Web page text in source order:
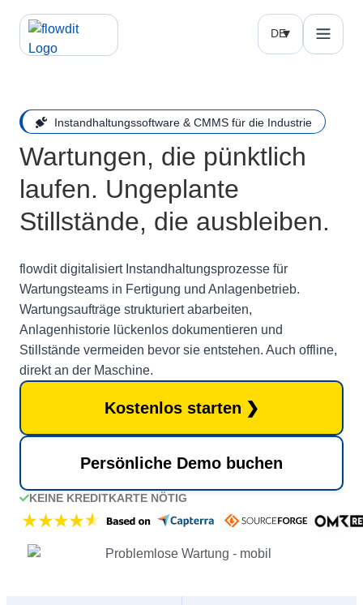
DE
Instandhaltungssoftware & CMMS für die Industrie
Wartungen, die pünktlich
laufen. Ungeplante
Stillstände, die ausbleiben.
flowdit digitalisiert Instandhaltungsprozesse für
Wartungsteams in Fertigung und Anlagenbetrieb.
Wartungsaufträge strukturiert abarbeiten,
Anlagenhistorie lückenlos dokumentieren und
Stillstände vermeiden bevor sie entstehen. Auch offline,
direkt an der Maschine.
Kostenlos starten
Persönliche Demo buchen
KEINE KREDITKARTE NÖTIG
IN 5 MINUTEN STARTKLAR